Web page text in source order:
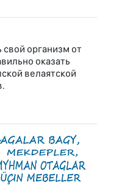
свой организм от
оказать
велаятской